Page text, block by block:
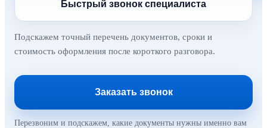
Быстрый звонок специалиста
Подскажем точный перечень документов, сроки и
стоимость оформления после короткого разговора.
Заказать звонок
Перезвоним и подскажем, какие документы нужны именно вам